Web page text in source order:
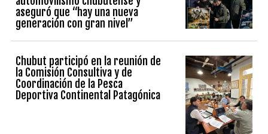
aseguró que “hay una nueva
generación con gran nivel”
Chubut participó en la reunión de
la Comisión Consultiva y de
Coordinación de la Pesca
Deportiva Continental Patagónica